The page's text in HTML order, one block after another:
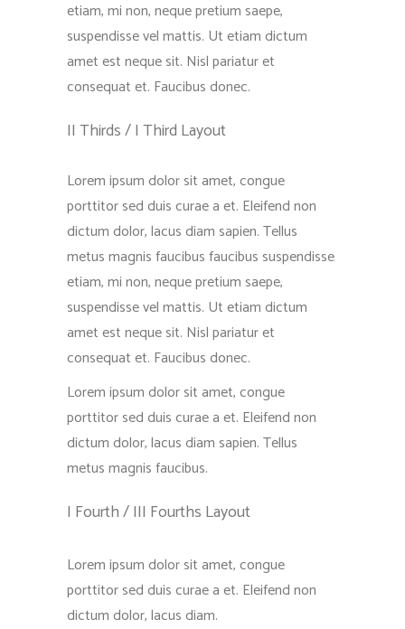
etiam, mi non, neque pretium saepe,
suspendisse vel mattis. Ut etiam dictum
amet est neque sit. Nisl pariatur et
consequat et. Faucibus donec.
II Thirds / I Third Layout
Lorem ipsum dolor sit amet, congue
porttitor sed duis curae a et. Eleifend non
dictum dolor, lacus diam sapien. Tellus
metus magnis faucibus faucibus suspendisse
etiam, mi non, neque pretium saepe,
suspendisse vel mattis. Ut etiam dictum
amet est neque sit. Nisl pariatur et
consequat et. Faucibus donec.
Lorem ipsum dolor sit amet, congue
porttitor sed duis curae a et. Eleifend non
dictum dolor, lacus diam sapien. Tellus
metus magnis faucibus.
I Fourth / III Fourths Layout
Lorem ipsum dolor sit amet, congue
porttitor sed duis curae a et. Eleifend non
dictum dolor, lacus diam.